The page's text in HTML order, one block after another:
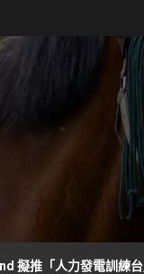
電訓練台」 結合運動